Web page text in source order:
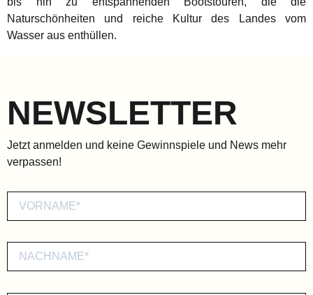
Naturschönheiten und reiche Kultur des Landes vom
Wasser aus enthüllen.
NEWSLETTER
Jetzt anmelden und keine Gewinnspiele und News mehr
verpassen!